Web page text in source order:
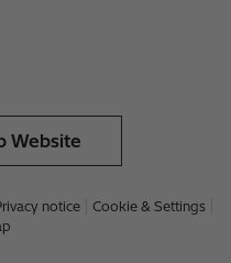
Website
notice
Cookie & Settings